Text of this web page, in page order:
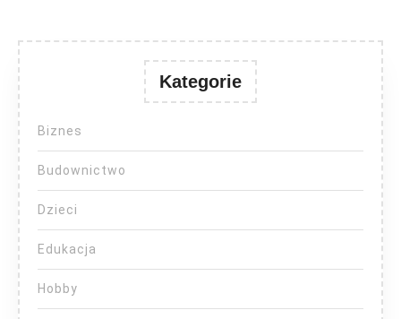
Kategorie
Biznes
Budownictwo
Dzieci
Edukacja
Hobby